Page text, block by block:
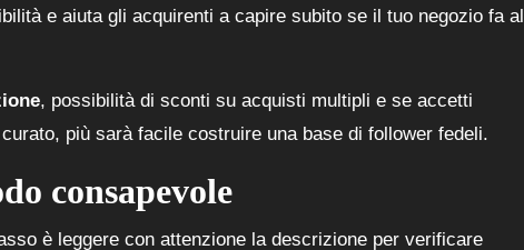
e aiuta gli acquirenti a capire subito se il tuo negozio fa al
, possibilità di sconti su acquisti multipli e se accetti
più sarà facile costruire una base di follower fedeli.
consapevole
è leggere con attenzione la descrizione per verificare